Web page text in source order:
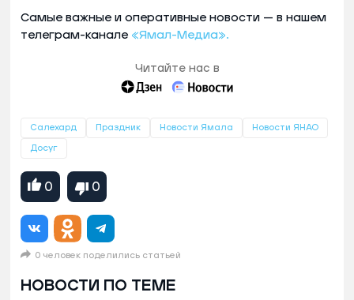
Самые важные и оперативные новости — в нашем
телеграм-канале «Ямал-Медиа».
Читайте нас в
Салехард Праздник Новости Ямала Новости ЯНАО
Досуг
0 0
0 человек поделились статьей
НОВОСТИ ПО ТЕМЕ